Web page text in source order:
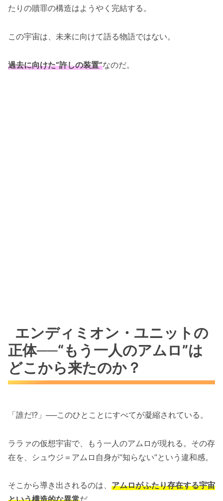
たりの贖罪の構造はようやく完結する。
この宇宙は、未来に向けて語る物語ではない。
過去に向けた“許しの装置”なのだ。
エンディミオン・ユニットの
正体──“もう一人のアムロ”は
どこから来たのか？
「誰だ!?」──このひとことにすべてが凝縮されている。
ララァの仮想宇宙で、もう一人のアムロが現れる。その存
在を、シュウジ＝アムロ自身が“知らない”という違和感。
そこから導き出されるのは、 アムロがふたり存在する宇宙